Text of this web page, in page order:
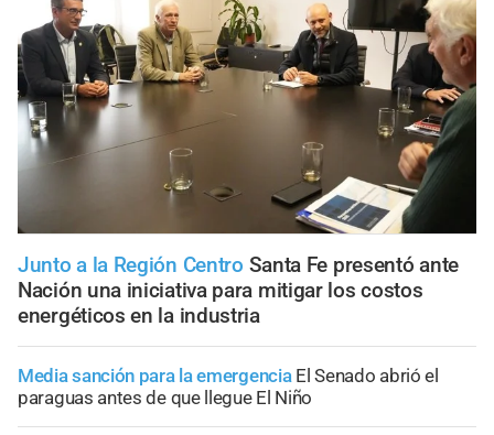
Junto a la Región Centro Santa Fe presentó ante
Nación una iniciativa para mitigar los costos
energéticos en la industria
Media sanción para la emergencia El Senado abrió el
paraguas antes de que llegue El Niño